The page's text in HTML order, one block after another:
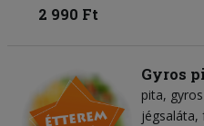
2 990 Ft
Gyros
pita
jégsaláta